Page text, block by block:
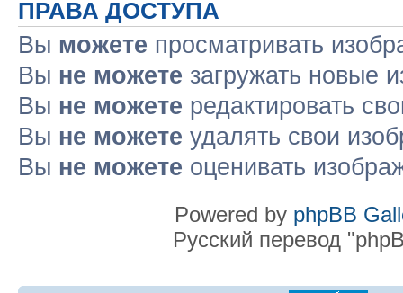
ПРАВА ДОСТУПА
Вы можете просматривать
Вы не можете загружать новые
Вы не можете редактировать
Вы не можете удалять свои
Вы не можете оценивать
Powered by phpBB
Русский перевод